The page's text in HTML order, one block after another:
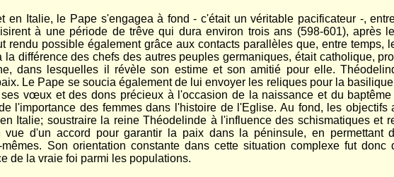
en Italie, le Pape s'engagea à fond - c'était un véritable pacificateur -,
à une période de trêve qui dura environ trois ans (598-601), après
rendu possible également grâce aux contacts parallèles que, entre temps,
différence des chefs des autres peuples germaniques, était catholique,
dans lesquelles il révèle son estime et son amitié pour elle.
Le Pape se soucia également de lui envoyer les reliques pour la
vœux et des dons précieux à l'occasion de la naissance et du
l'importance des femmes dans l'histoire de l'Eglise. Au fond, les objectifs
Italie; soustraire la reine Théodelinde à l'influence des schismatiques et
d'un accord pour garantir la paix dans la péninsule, en permettant
Son orientation constante dans cette situation complexe fut
de la vraie foi parmi les populations.